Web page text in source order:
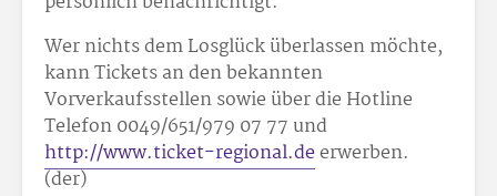
Wer nichts dem Losglück überlassen möchte,
kann Tickets an den bekannten
Vorverkaufsstellen sowie über die Hotline
Telefon 0049/651/979 07 77 und
http://www.ticket-regional.deerwerben.
(der)